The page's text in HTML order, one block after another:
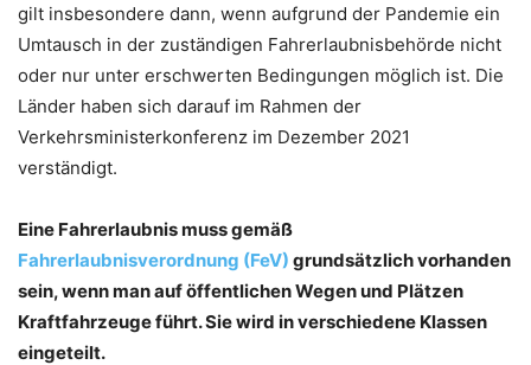
gilt insbesondere dann, wenn aufgrund der Pandemie ein
Umtausch in der zuständigen Fahrerlaubnisbehörde nicht
oder nur unter erschwerten Bedingungen möglich ist. Die
Länder haben sich darauf im Rahmen der
Verkehrsministerkonferenz im Dezember 2021
verständigt.
Eine Fahrerlaubnis muss gemäß
Fahrerlaubnisverordnung (FeV) grundsätzlich vorhanden
sein, wenn man auf öffentlichen Wegen und Plätzen
Kraftfahrzeuge führt. Sie wird in verschiedene Klassen
eingeteilt.